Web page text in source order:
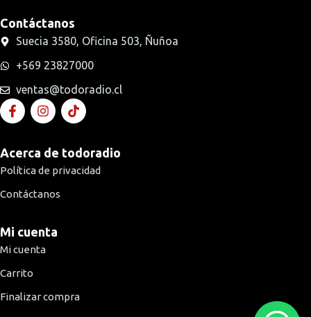
Contáctanos
Suecia 3580, Oficina 503, Ñuñoa
+569 23827000
ventas@todoradio.cl
Acerca de todoradio
Política de privacidad
Contáctanos
Mi cuenta
Mi cuenta
Carrito
Finalizar compra